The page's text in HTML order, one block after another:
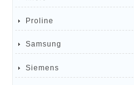
Proline
Samsung
Siemens